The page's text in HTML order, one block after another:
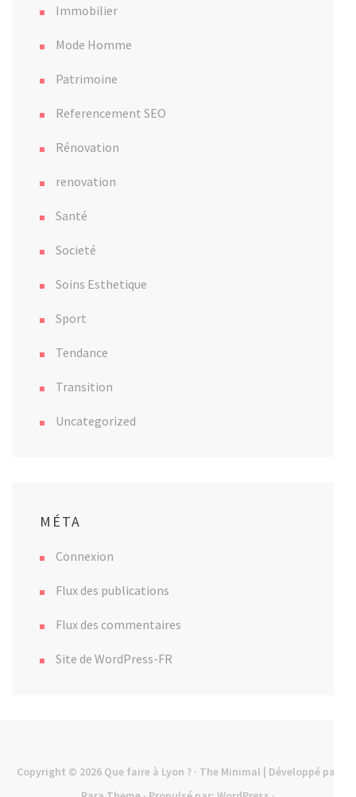
Immobilier
Mode Homme
Patrimoine
Referencement SEO
Rénovation
renovation
Santé
Societé
Soins Esthetique
Sport
Tendance
Transition
Uncategorized
MÉTA
Connexion
Flux des publications
Flux des commentaires
Site de WordPress-FR
Copyright © 2026 Que faire à Lyon ? · The Minimal | Développé par